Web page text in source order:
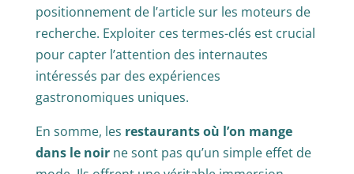
positionnement de l’article sur les moteurs de
recherche. Exploiter ces termes-clés est crucial
pour capter l’attention des internautes
intéressés par des expériences
gastronomiques uniques.
En somme, les restaurants où l’on mange
dans le noirne sont pas qu’un simple effet de